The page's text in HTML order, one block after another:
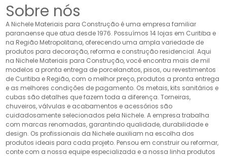
Sobre nós
A Nichele Materiais para Construção é uma empresa familiar
paranaense que atua desde 1976. Possuímos 14 lojas em Curitiba e
na Região Metropolitana, oferecendo uma ampla variedade de
produtos para decoração, reforma e construção residencial. Aqui
na Nichele Materiais para Construção, você encontra mais de mil
modelos a pronta entrega de porcelanatos, pisos, ou revestimentos
de Curitiba e Região, com o melhor preço, produtos a pronta entrega
e as melhores condições de pagamento. Os metais, kits sanitários e
cubas são detalhes que fazem toda a diferença. Torneiras,
chuveiros, válvulas e acabamentos e acessórios são
cuidadosamente selecionados pela Nichele. A empresa trabalha
com marcas renomadas, garantindo qualidade, durabilidade e
design. Os profissionais da Nichele auxiliam na escolha dos
produtos ideais para cada projeto. Pensou em construir ou reformar,
conte com a nossa equipe especializada e a nossa linha produtos